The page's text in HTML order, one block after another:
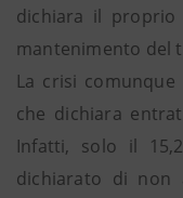
dichiara il
mantenimento del
La crisi
che dichiara
Infatti, solo il
dichiarato di non